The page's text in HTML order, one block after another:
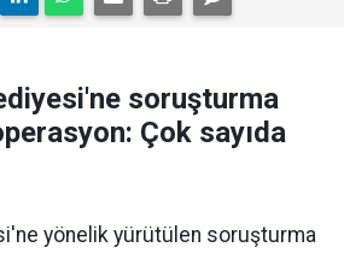
soruşturma
Çok sayıda
yönelik yürütülen soruşturma